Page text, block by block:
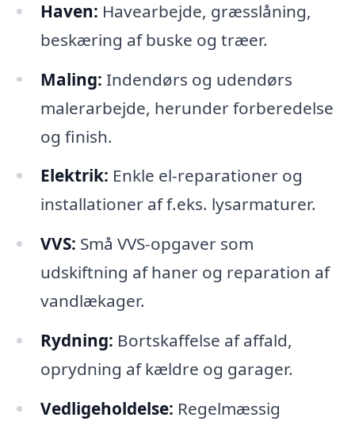
Haven: Havearbejde, græsslåning,
beskæring af buske og træer.
Maling: Indendørs og udendørs
malerarbejde, herunder forberedelse
og finish.
Elektrik: Enkle el-reparationer og
installationer af f.eks. lysarmaturer.
VVS: Små VVS-opgaver som
udskiftning af haner og reparation af
vandlækager.
Rydning: Bortskaffelse af affald,
oprydning af kældre og garager.
Vedligeholdelse: Regelmæssig